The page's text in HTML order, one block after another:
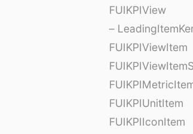
FUIKPIView
–
FUIKPIViewItem
FUIKPIUnitItem
FUIKPIIconItem